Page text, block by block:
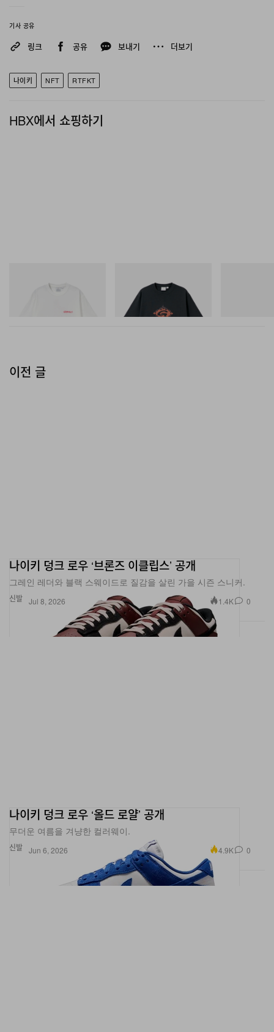
Ghost and Void editions are now available for pre-
order at
https://t.co/nVV3ffzdjv
Oops, you stepped into the future!
— Nike (@Nike)
기사 공유
링크 공유 보내기 더보기
나이키 NFT RTFKT
HBX에서 쇼핑하기
Flame Tee
쇼핑하기
이전 글
신발
나이키 덩크 로우 ‘브론즈 이클립스’ 공개
그레인 레더와 블랙 스웨이드로 질감을 살린 가을 시즌 스니커.
Jul 8, 2026 1.4K 0
신발
나이키 덩크 로우 ‘올드 로얄’ 공개
무더운 여름을 겨냥한 컬러웨이.
Jun 6, 2026 4.9K 0